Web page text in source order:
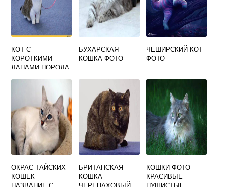
КОТ С
КОРОТКИМИ
ЛАПАМИ ПОРОДА
БУХАРСКАЯ
КОШКА ФОТО
ЧЕШИРСКИЙ КОТ
ФОТО
ОКРАС ТАЙСКИХ
КОШЕК
НАЗВАНИЕ С
БРИТАНСКАЯ
КОШКА
ЧЕРЕПАХОВЫЙ
КОШКИ ФОТО
КРАСИВЫЕ
ПУШИСТЫЕ